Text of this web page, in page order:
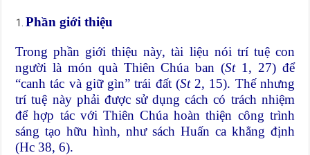
Phần giới thiệu
Trong phần giới thiệu này, tài liệu nói trí tuệ con
người là món quà Thiên Chúa ban (St1, 27) để
“canh tác và giữ gìn” trái đất (St2, 15). Thế nhưng
trí tuệ này phải được sử dụng cách có trách nhiệm
để hợp tác với Thiên Chúa hoàn thiện công trình
sáng tạo hữu hình, như sách Huấn ca khẳng định
(Hc 38, 6).